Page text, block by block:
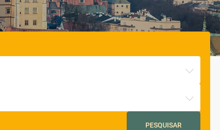
PESQUISAR